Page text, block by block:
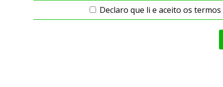
Declaro que li e aceito os